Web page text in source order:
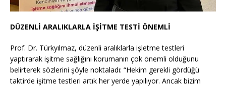
DÜZENLİ ARALIKLARLA İŞİTME TESTİ ÖNEMLİ
Prof. Dr. Türkyılmaz, düzenli aralıklarla işletme testleri
yaptırarak işitme sağlığını korumanın çok önemli olduğunu
belirterek sözlerini şöyle noktaladı: “Hekim gerekli gördüğü
taktirde işitme testleri artık her yerde yapılıyor. Ancak bizim